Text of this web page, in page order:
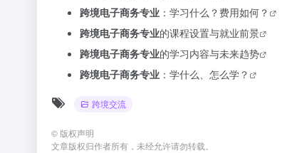
跨境电子商务专业 ：学习什么？费用如何？
跨境电子商务专业的课程设置与就业前景
跨境电子商务专业的学习内容与未来趋势
跨境电子商务专业 ：学什么、怎么学？
跨境交流
© 版权声明
文章版权归作者所有，未经允许请勿转载。